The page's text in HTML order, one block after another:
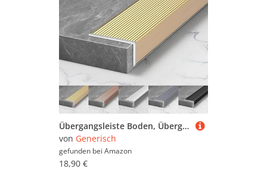
Übergangsleiste Boden, Übergangsprofil, Wasserdicht Verschleißfest, Treppenkantenschutz, Abdeckleiste für Laminatbodenbeläge für Fliesen, Holz, Laminat, Fugenspalte(Matte Titanium,40 mm x 20 mm)
von Generisch
gefunden bei Amazon
18,90 €